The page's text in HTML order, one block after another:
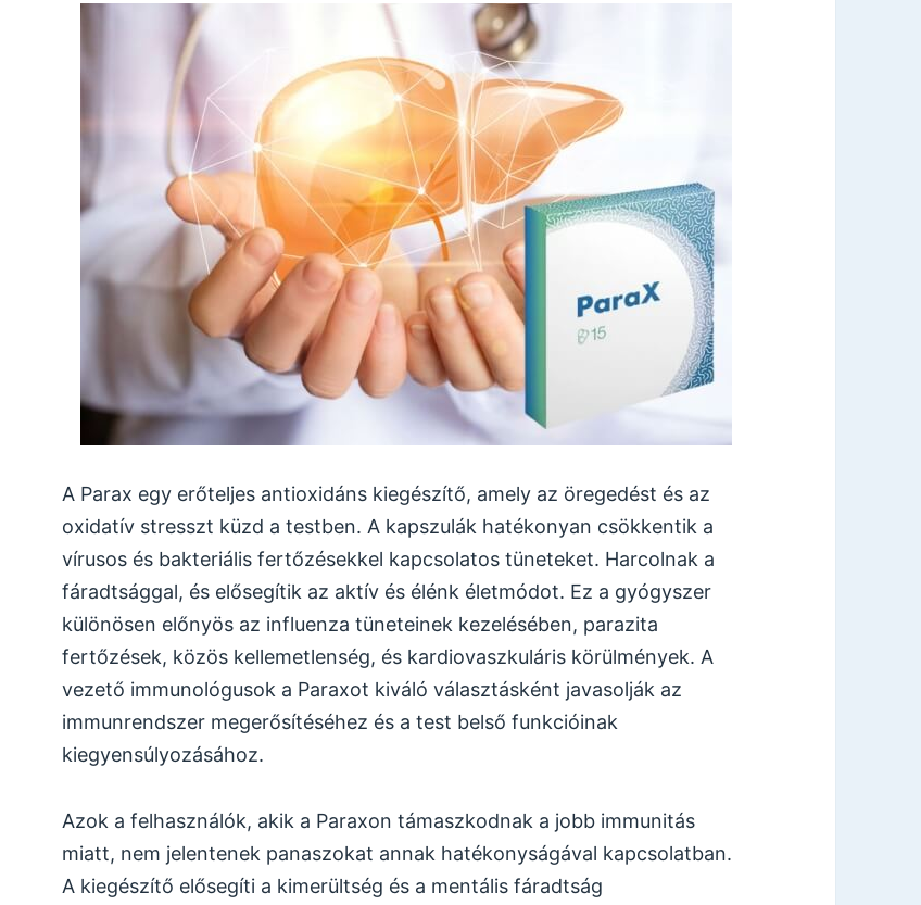
A Parax egy erőteljes antioxidáns kiegészítő, amely az öregedést és az
oxidatív stresszt küzd a testben. A kapszulák hatékonyan csökkentik a
vírusos és bakteriális fertőzésekkel kapcsolatos tüneteket. Harcolnak a
fáradtsággal, és elősegítik az aktív és élénk életmódot. Ez a gyógyszer
különösen előnyös az influenza tüneteinek kezelésében, parazita
fertőzések, közös kellemetlenség, és kardiovaszkuláris körülmények. A
vezető immunológusok a Paraxot kiváló választásként javasolják az
immunrendszer megerősítéséhez és a test belső funkcióinak
kiegyensúlyozásához.
Azok a felhasználók, akik a Paraxon támaszkodnak a jobb immunitás
miatt, nem jelentenek panaszokat annak hatékonyságával kapcsolatban.
A kiegészítő elősegíti a kimerültség és a mentális fáradtság